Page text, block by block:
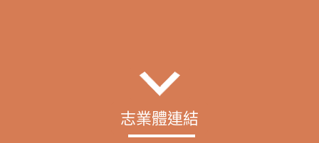
志業體連結